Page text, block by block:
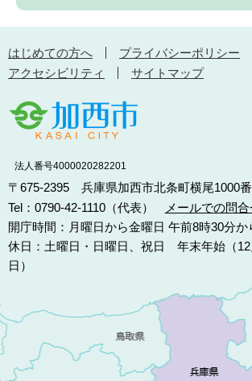
はじめての方へ
プライバシーポリシー
アクセシビリティ
サイトマップ
法人番号4000020282201
〒675-2395 兵庫県加西市北条町横尾1000
Tel：0790-42-1110（代表）
メールでの問合
開庁時間：月曜日から金曜日 午前8時30分か
休日：土曜日・日曜日、祝日 年末年始（12
日）